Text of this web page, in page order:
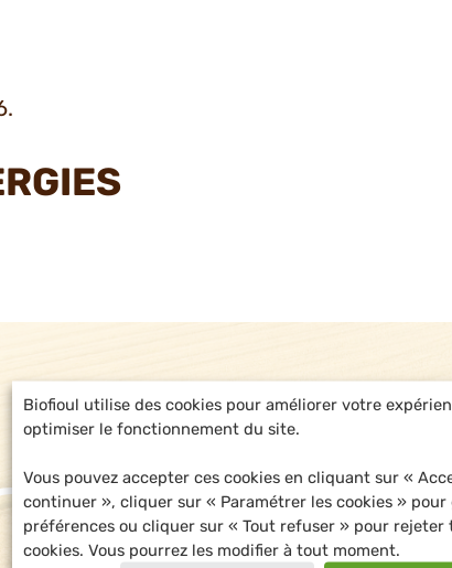
Biofioul utilise des cookies pour améliorer votre
optimiser le fonctionnement du site.
Vous pouvez accepter ces cookies en cliquant sur «
continuer », cliquer sur « Paramétrer les cookies » pour
préférences ou cliquer sur « Tout refuser » pour rejeter
cookies. Vous pourrez les modifier à tout moment.